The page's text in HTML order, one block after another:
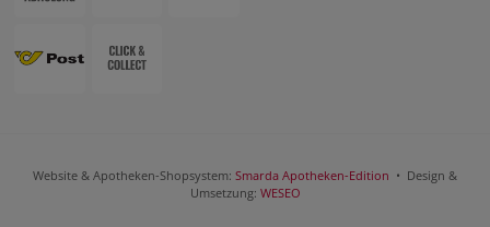
Website & Apotheken-Shopsystem: Smarda Apotheken-Edition • Design &
Umsetzung: WESEO